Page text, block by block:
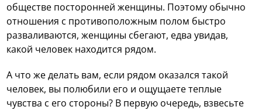
обществе посторонней женщины. Поэтому обычно
отношения с противоположным полом быстро
разваливаются, женщины сбегают, едва увидав,
какой человек находится рядом.
А что же делать вам, если рядом оказался такой
человек, вы полюбили его и ощущаете теплые
чувства с его стороны? В первую очередь, взвесьте